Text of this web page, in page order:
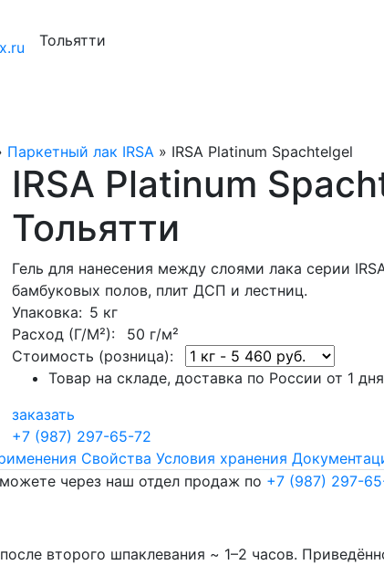
Тольятти
Паркетный лак IRSA » IRSA Platinum Spachtelgel
IRSA Platinum
Тольятти
Гель для нанесения между слоями лака серии
бамбуковых полов, плит ДСП и леcтниц.
Упаковка: 5 кг
Расход (Г/М²): 50 г/м²
Стоимость (розница):
Товар на складе, доставка по России от 1 дня
заказать
+7 (987) 297-65-72
Свойства Условия хранения
через наш отдел продаж по +7 (987) 297-
второго шпаклевания ~ 1–2 часов.